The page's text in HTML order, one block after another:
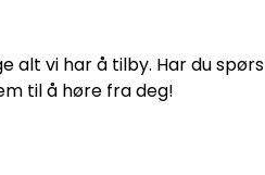
alt vi har å tilby. Har du
til å høre fra deg!